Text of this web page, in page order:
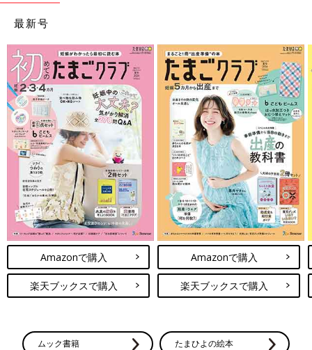
最新号
Amazonで購入
楽天ブックスで購入
Amazonで購入
楽天ブックスで購入
ムック書籍 たまひよの絵本